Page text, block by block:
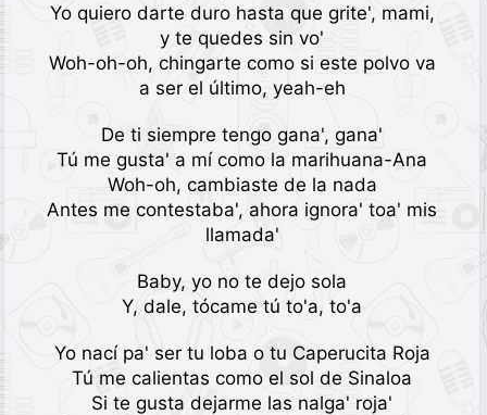
Yo quiero darte duro hasta que grite', mami,
y te quedes sin vo'
Woh-oh-oh, chingarte como si este polvo va
a ser el último, yeah-eh
De ti siempre tengo gana', gana'
Tú me gusta' a mí como la marihuana-Ana
Woh-oh, cambiaste de la nada
Antes me contestaba', ahora ignora' toa' mis
llamada'
Baby, yo no te dejo sola
Y, dale, tócame tú to'a, to'a
Yo nací pa' ser tu loba o tu Caperucita Roja
Tú me calientas como el sol de Sinaloa
Si te gusta dejarme las nalga' roja'